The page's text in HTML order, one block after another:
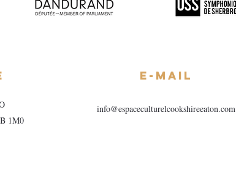
1M0
E-mail
info@espaceculturelcookshireeaton.com